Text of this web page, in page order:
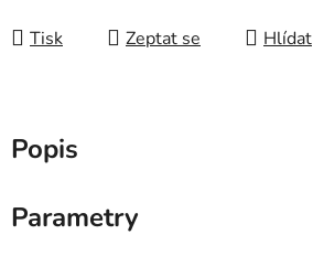
Tisk Zeptat se Hlídat
Popis
Parametry